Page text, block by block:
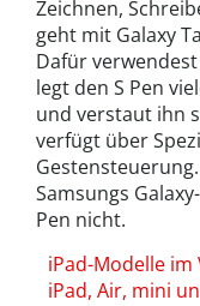
Zeichnen,
geht mit Galaxy
Dafür
legt den S Pen
und verstaut ihn
verfügt über
Samsungs
Pen nicht.
iPad-Modelle
iPad, Air, mini